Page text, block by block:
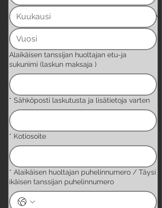
Alaikäisen tanssijan huoltajan etu-ja
sukunimi (laskun maksaja )
* Sähköposti laskutusta ja lisätietoja varten
* Kotiosoite
* Alaikäisen huoltajan puhelinnumero / Täysi
ikäisen tanssijan puhelinnumero